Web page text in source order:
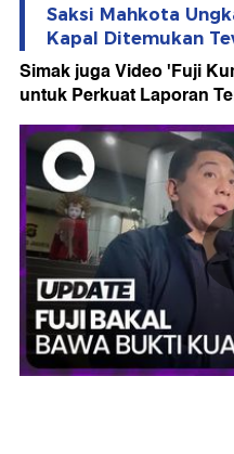
Saksi Mahkota
Kapal Ditemukan
Simak juga Video 'Fuji
untuk Perkuat Laporan